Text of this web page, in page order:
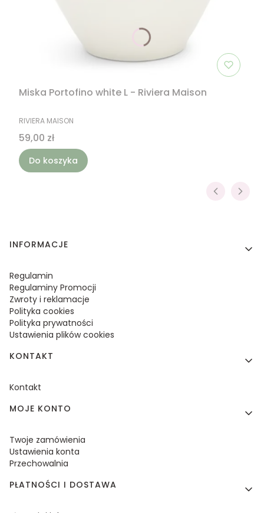
Miska Portofino white L - Riviera Maison
PRODUCENT
RIVIERA MAISON
Cena
59,00 zł
Do koszyka
Linki w stopce
INFORMACJE
Regulamin
Regulaminy Promocji
Zwroty i reklamacje
Polityka cookies
Polityka prywatności
Ustawienia plików cookies
KONTAKT
Kontakt
MOJE KONTO
Twoje zamówienia
Ustawienia konta
Przechowalnia
PŁATNOŚCI I DOSTAWA